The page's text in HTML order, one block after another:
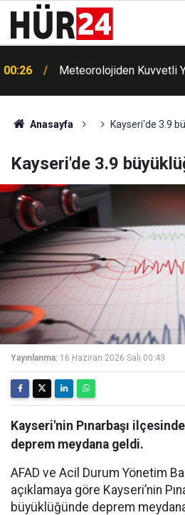
00:26 Meteorolojiden Kuvvetli
Anasayfa Kayseri'de 3.9
Kayseri'de 3.9
Yayınlanma: 16 Haziran 2026 Salı 00:43
Kayseri'nin Pınarbaşı
deprem meydana geldi.
AFAD ve Acil Durum Yönetim
açıklamaya göre Kayseri’nin
büyüklüğünde deprem